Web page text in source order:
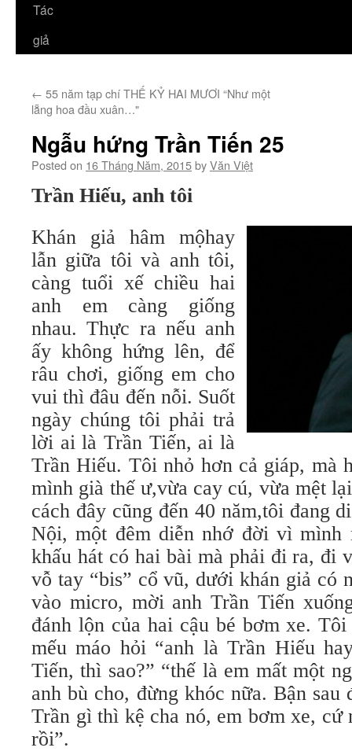
Tác
giả
← 55 năm tạp chí THẾ KỶ HAI MƯƠI “Như một
lẵng hoa đầu xuân…"
Ngẫu hứng Trần Tiến 25
Posted on 16 Tháng Năm, 2015byVăn Việt
Trần Hiếu, anh tôi
Khán giả hâm mộhay
lẫn giữa tôi và anh tôi,
càng tuổi xế chiều hai
anh em càng giống
nhau. Thực ra nếu anh
ấy không hứng lên, để
râu chơi, giống em cho
vui thì đâu đến nỗi. Suốt
ngày chúng tôi phải trả
lời ai là Trần Tiến, ai là
Trần Hiếu. Tôi nhỏ hơn cả giáp, mà
mình già thế ư,vừa cay cú, vừa mệt
cách đây cũng đến 40 năm,tôi đang
Nội, một đêm diễn nhớ đời vì mình
khấu hát có hai bài mà phải đi ra, đi
vỗ tay “bis” cổ vũ, dưới khán giả có
vào micro, mời anh Trần Tiến
đánh lộn của hai cậu bé bơm xe.
mếu máo hỏi “anh là Trần Hiếu
Tiến, thì sao?” “thế là em mất một
anh bù cho, đừng khóc nữa. Bận sau
Trần gì thì kệ cha nó, em bơm xe, cứ
rồi”.